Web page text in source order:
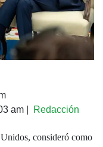
am| Redacción
consideró como